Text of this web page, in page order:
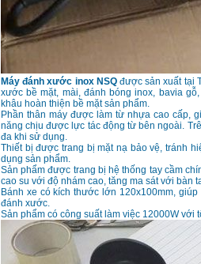
Máy đánh xước inox NSQđược sản xuất tại
xước bề mặt, mài, đánh bóng inox, bavia
khâu hoàn thiện bề mặt sản phẩm.
Phần thân máy được làm từ nhựa cao cấp,
năng chịu được lực tác động từ bên ngoài.
đa khi sử dụng.
Thiết bị được trang bị mặt nạ bảo vệ, tránh
dụng sản phẩm.
Sản phẩm được trang bị hệ thống tay cầm
cao su với độ nhám cao, tăng ma sát với bàn
Bánh xe có kích thước lớn 120x100mm,
đánh xước.
Sản phẩm có công suất làm việc 12000W với